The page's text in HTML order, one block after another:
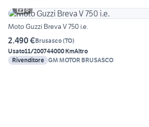
8
Moto Guzzi Breva V 750 i.e.
2.490 €Brusasco(TO)
Usato11/200744000 KmAltro
Rivenditore GM MOTOR BRUSASCO